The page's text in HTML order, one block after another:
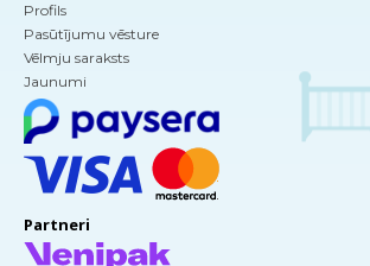
Profils
Pasūtījumu vēsture
Vēlmju saraksts
Jaunumi
Partneri